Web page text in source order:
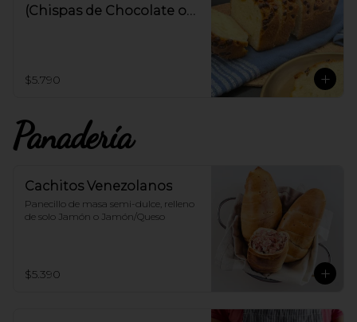
(Chispas de Chocolate o
$5.790
Panadería
Cachitos Venezolanos
Panecillo de masa semi-dulce, relleno
de solo Jamón o Jamón/Queso
$5.390